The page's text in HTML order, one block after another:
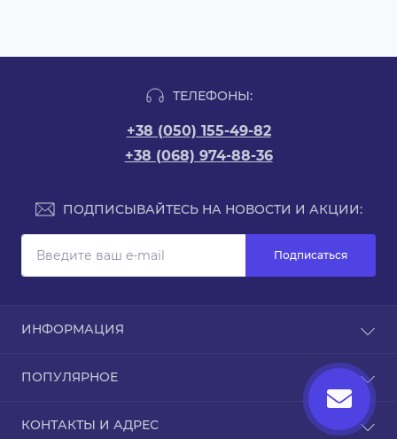
ТЕЛЕФОНЫ:
+38 (050) 155-49-82
+38 (068) 974-88-36
ПОДПИСЫВАЙТЕСЬ НА НОВОСТИ И АКЦИИ:
Подписаться
ИНФОРМАЦИЯ
Про магазин
Вернуть товар
ПОПУЛЯРНОЕ
КОНТАКТЫ И АДРЕС